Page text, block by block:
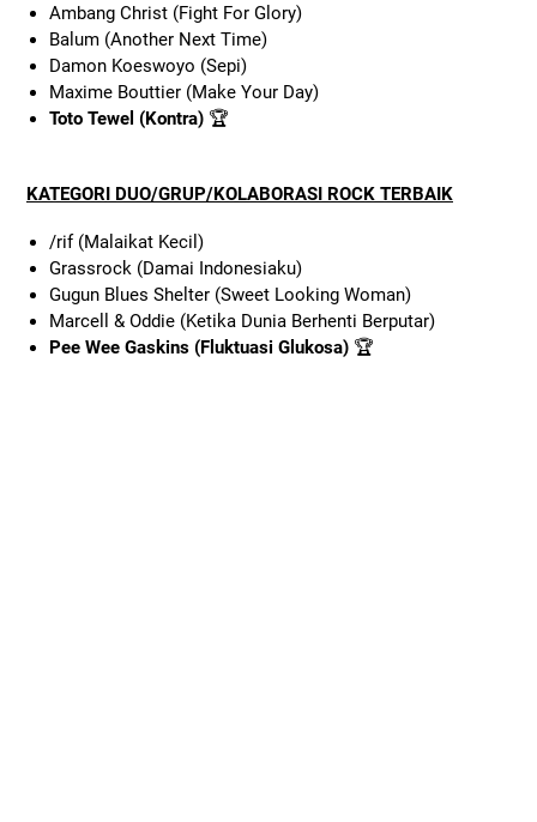
Ambang Christ (Fight For Glory)
Balum (Another Next Time)
Damon Koeswoyo (Sepi)
Maxime Bouttier (Make Your Day)
Toto Tewel (Kontra)🏆
KATEGORI DUO/GRUP/KOLABORASI ROCK TERBAIK
/rif (Malaikat Kecil)
Grassrock (Damai Indonesiaku)
Gugun Blues Shelter (Sweet Looking Woman)
Marcell & Oddie (Ketika Dunia Berhenti Berputar)
Pee Wee Gaskins (Fluktuasi Glukosa)🏆